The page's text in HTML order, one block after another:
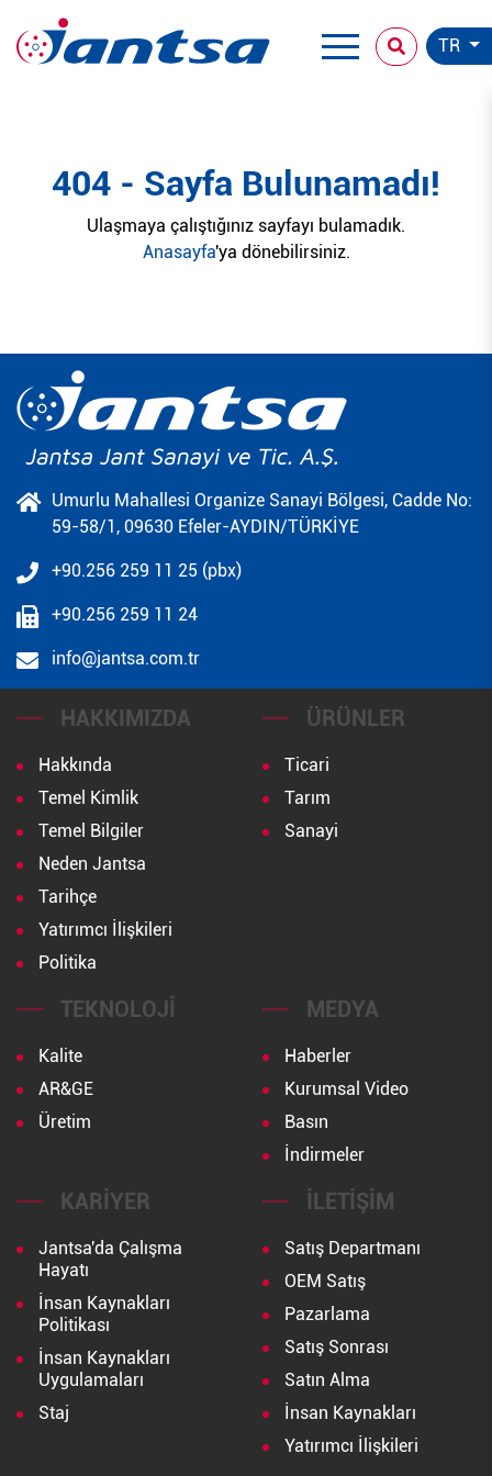
TR
404 - Sayfa Bulunamadı!
Ulaşmaya çalıştığınız sayfayı bulamadık.
Anasayfa'ya dönebilirsiniz.
Umurlu Mahallesi Organize Sanayi Bölgesi, Cadde No:
59-58/1, 09630 Efeler-AYDIN/TÜRKİYE
+90.256 259 11 25 (pbx)
+90.256 259 11 24
info@jantsa.com.tr
HAKKIMIZDA
Hakkında
Temel Kimlik
Temel Bilgiler
Neden Jantsa
Tarihçe
Yatırımcı İlişkileri
Politika
ÜRÜNLER
Ticari
Tarım
Sanayi
TEKNOLOJI
Kalite
AR&GE
Üretim
MEDYA
Haberler
Kurumsal Video
Basın
İndirmeler
KARIYER
Jantsa'da Çalışma
Hayatı
İnsan Kaynakları
Politikası
İnsan Kaynakları
Uygulamaları
Staj
İLETIŞIM
Satış Departmanı
OEM Satış
Pazarlama
Satış Sonrası
Satın Alma
İnsan Kaynakları
Yatırımcı İlişkileri